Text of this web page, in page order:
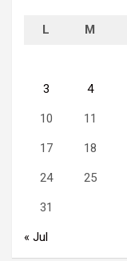
L M
3 4
10 11
17 18
24 25
31
« Jul